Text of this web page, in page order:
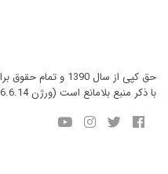
حق کپی از سال
با ذکر منبع بلامانع است (ورژن 2.6.6.14)